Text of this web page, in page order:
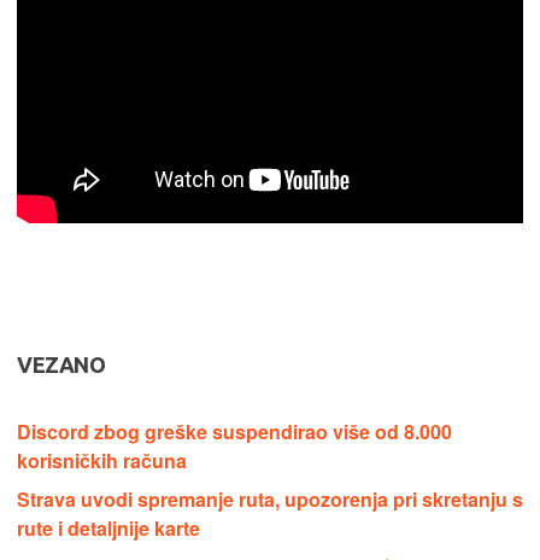
VEZANO
Discord zbog greške suspendirao više od 8.000
korisničkih računa
Strava uvodi spremanje ruta, upozorenja pri skretanju s
rute i detaljnije karte